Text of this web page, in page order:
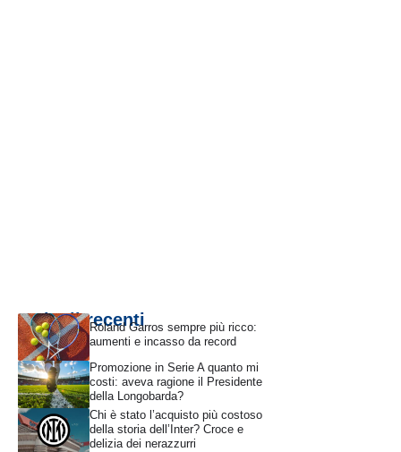
Articoli recentiRoland Garros sempre più ricco:
aumenti e incasso da record
Promozione in Serie A quanto mi
costi: aveva ragione il Presidente
della Longobarda?
Chi è stato l’acquisto più costoso
della storia dell’Inter? Croce e
delizia dei nerazzurri